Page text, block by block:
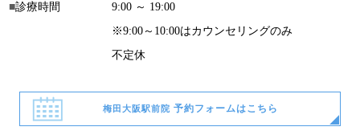
診療時間
9:00 ～ 19:00
※9:00～10:00はカウンセリングのみ
不定休
梅田大阪駅前院 予約フォームはこちら